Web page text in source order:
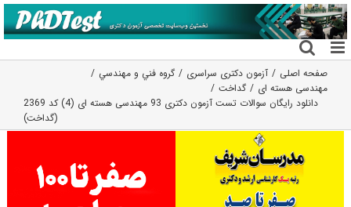
رفتن
به
محتوا
صفحه اصلی آزمون دکتری سراسری
گروه فني و مهندسي
مهندسی هسته ای
گداخت
دانلود رایگان سوالات تست آزمون دکتری 93 مهندسی هسته ای (4) کد 2369
(گداخت)